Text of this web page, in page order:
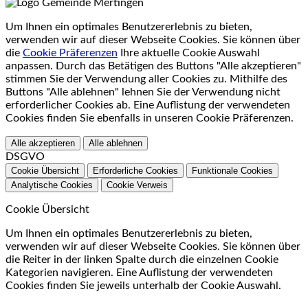
Um Ihnen ein optimales Benutzererlebnis zu bieten,
verwenden wir auf dieser Webseite Cookies. Sie können über
die Cookie Präferenzen Ihre aktuelle Cookie Auswahl
anpassen. Durch das Betätigen des Buttons "Alle akzeptieren"
stimmen Sie der Verwendung aller Cookies zu. Mithilfe des
Buttons "Alle ablehnen" lehnen Sie der Verwendung nicht
erforderlicher Cookies ab. Eine Auflistung der verwendeten
Cookies finden Sie ebenfalls in unseren Cookie Präferenzen.
Alle akzeptieren Alle ablehnen
DSGVO
Cookie Übersicht Erforderliche Cookies
Funktionale Cookies
Analytische Cookies
Cookie Verweis
Cookie Übersicht
Um Ihnen ein optimales Benutzererlebnis zu bieten,
verwenden wir auf dieser Webseite Cookies. Sie können über
die Reiter in der linken Spalte durch die einzelnen Cookie
Kategorien navigieren. Eine Auflistung der verwendeten
Cookies finden Sie jeweils unterhalb der Cookie Auswahl.